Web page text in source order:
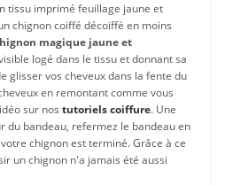
tissu imprimé feuillage jaune et
chignon coiffé décoiffé en moins
magique jaune et
logé dans le tissu et donnant sa
glisser vos cheveux dans la fente du
en remontant comme vous
sur nos tutoriels coiffure. Une
du bandeau, refermez le bandeau en
chignon est terminé. Grâce à ce
un chignon n'a jamais été aussi